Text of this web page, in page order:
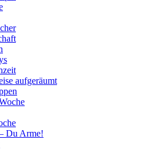
aufgeräumt
Du Arme!